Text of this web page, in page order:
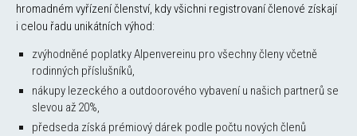
hromadném vyřízení členství, kdy všichni registrovaní členové získají
i celou řadu unikátních výhod:
zvýhodněné poplatky Alpenvereinu pro všechny členy včetně
rodinných příslušníků,
nákupy lezeckého a outdoorového vybavení u našich partnerů se
slevou až 20%,
předseda získá prémiový dárek podle počtu nových členů